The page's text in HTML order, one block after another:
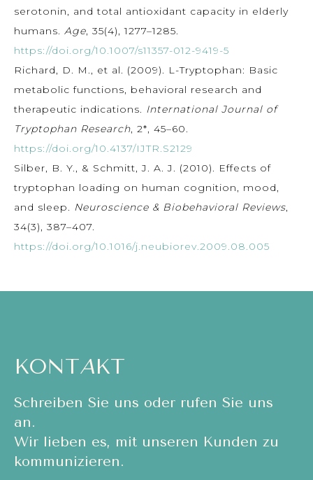
serotonin, and total antioxidant capacity in elderly
humans. Age, 35(4), 1277–1285.
https://doi.org/10.1007/s11357-012-9419-5
Richard, D. M., et al. (2009). L-Tryptophan: Basic
metabolic functions, behavioral research and
therapeutic indications. International Journal of
Tryptophan Research, 2*, 45–60.
https://doi.org/10.4137/IJTR.S2129
Silber, B. Y., & Schmitt, J. A. J. (2010). Effects of
tryptophan loading on human cognition, mood,
and sleep. Neuroscience & Biobehavioral Reviews,
34(3), 387–407.
https://doi.org/10.1016/j.neubiorev.2009.08.005
KONTAKT
Schreiben Sie uns oder rufen Sie uns
an.
Wir lieben es, mit unseren Kunden zu
kommunizieren.